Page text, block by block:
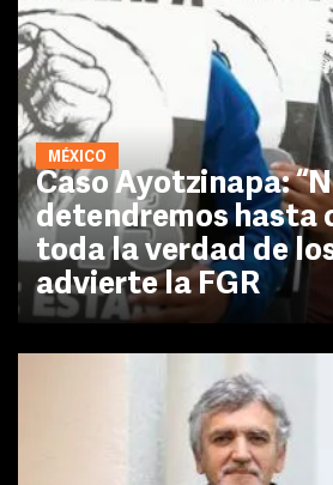
MÉXICO
Caso Ayotzinapa:
detendremos hasta
toda la verdad de
advierte la FGR